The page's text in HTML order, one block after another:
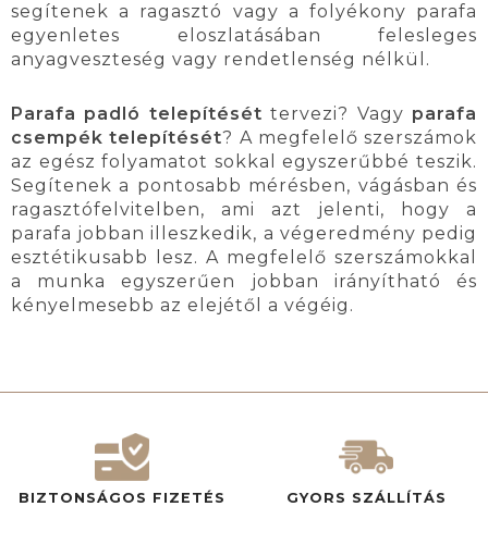
segítenek a ragasztó vagy a folyékony parafa
egyenletes eloszlatásában felesleges
anyagveszteség vagy rendetlenség nélkül.
Parafa padló telepítését tervezi? Vagy parafa
csempék telepítését? A megfelelő szerszámok
az egész folyamatot sokkal egyszerűbbé teszik.
Segítenek a pontosabb mérésben, vágásban és
ragasztófelvitelben, ami azt jelenti, hogy a
parafa jobban illeszkedik, a végeredmény pedig
esztétikusabb lesz. A megfelelő szerszámokkal
a munka egyszerűen jobban irányítható és
kényelmesebb az elejétől a végéig.
BIZTONSÁGOS FIZETÉS GYORS SZÁLLÍTÁS